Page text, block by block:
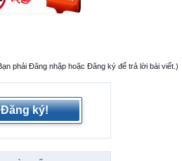
phải Đăng nhập hoặc Đăng ký để trả lời bài viết.)
Đăng ký!